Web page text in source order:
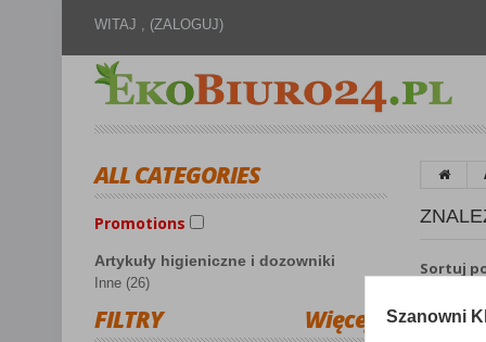
WITAJ , (ZALOGUJ)
ALL CATEGORIES
Promotions
Artykuły higieniczne i dozowniki
Inne (26)
FILTRY Więcej
Sortuj
Szanowni